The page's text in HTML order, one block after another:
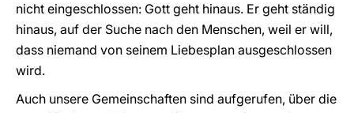
nicht eingeschlossen: Gott geht hinaus. Er geht ständig
hinaus, auf der Suche nach den Menschen, weil er will,
dass niemand von seinem Liebesplan ausgeschlossen
wird.
Auch unsere Gemeinschaften sind aufgerufen, über die